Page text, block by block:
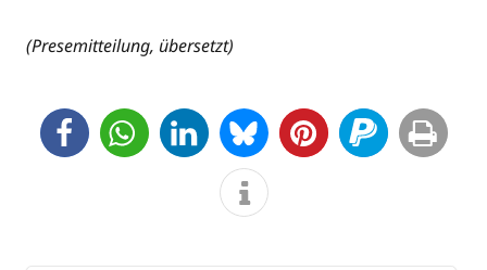
(Pre­se­mit­tei­lung, übersetzt)